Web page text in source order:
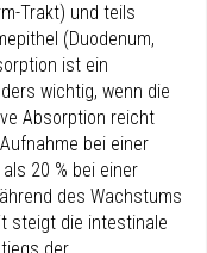
Trakt) und teils
(Duodenum,
ist ein
wichtig, wenn die
Absorption reicht
bei einer
20 % bei einer
des Wachstums
steigt die intestinale